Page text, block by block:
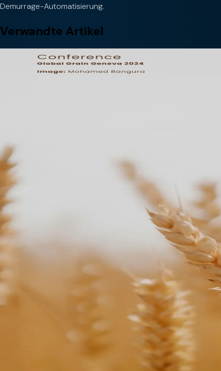
Demurrage-Automatisierung.
Verwandte Artikel